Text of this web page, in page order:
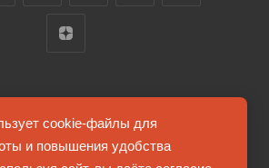
2026 © FUTUMAG.RU
cookie-файлы для
и повышения удобства